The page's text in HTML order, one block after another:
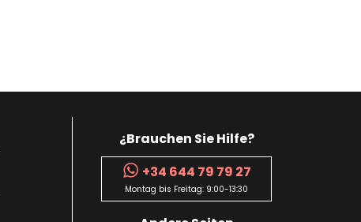
¿Brauchen Sie Hilfe?
+34 644 79 79 27
Montag bis Freitag: 9:00-13:30